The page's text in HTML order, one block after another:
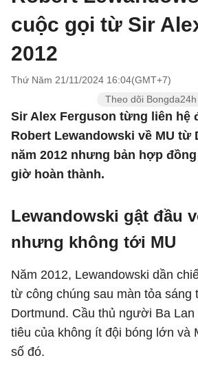
cuộc gọi từ Sir
2012
Thứ Năm 21/11/2024 16:04(GMT+7)
Theo dõi
Sir Alex Ferguson từng liên hệ
Robert Lewandowski về MU từ
năm 2012 nhưng bản hợp
giờ hoàn thành.
Lewandowski gật đầu
nhưng không tới MU
Năm 2012, Lewandowski dần
từ công chúng sau màn tỏa sáng
Dortmund. Cầu thủ người Ba
tiêu của không ít đội bóng lớn và
số đó.